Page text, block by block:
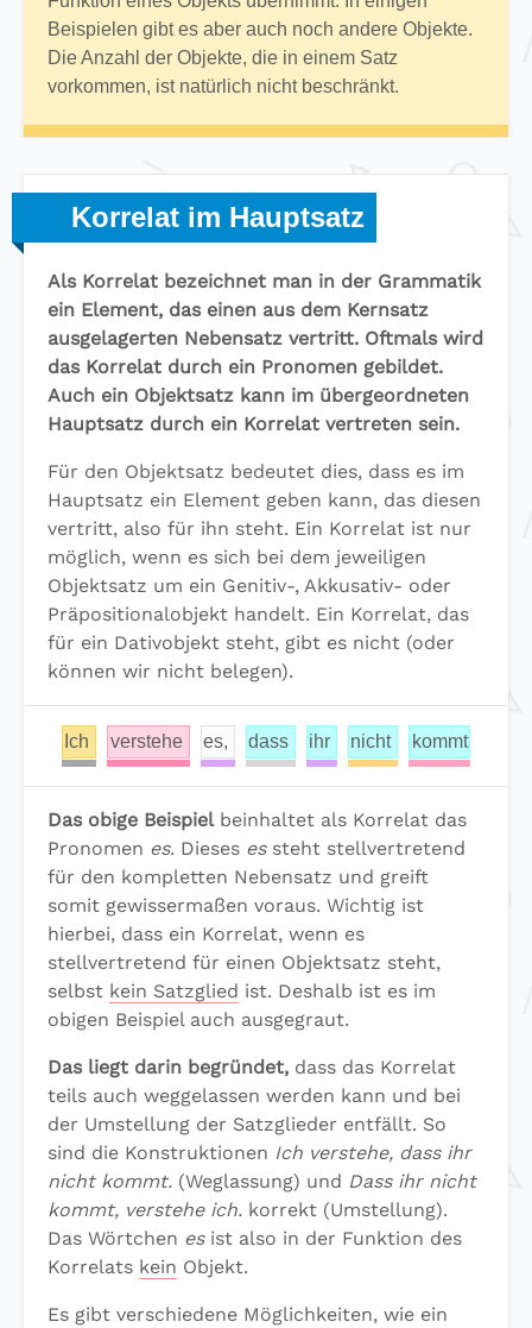
Beispielen gibt es aber auch noch andere Objekte.
Die Anzahl der Objekte, die in einem Satz
vorkommen, ist natürlich nicht beschränkt.
Korrelat im Hauptsatz
Als Korrelat bezeichnet man in der Grammatik
ein Element, das einen aus dem Kernsatz
ausgelagerten Nebensatz vertritt. Oftmals wird
das Korrelat durch ein Pronomen gebildet.
Auch ein Objektsatz kann im übergeordneten
Hauptsatz durch ein Korrelat vertreten sein.
Für den Objektsatz bedeutet dies, dass es im
Hauptsatz ein Element geben kann, das diesen
vertritt, also für ihn steht. Ein Korrelat ist nur
möglich, wenn es sich bei dem jeweiligen
Objektsatz um ein Genitiv-, Akkusativ- oder
Präpositionalobjekt handelt. Ein Korrelat, das
für ein Dativobjekt steht, gibt es nicht (oder
können wir nicht belegen).
Ich verstehe es, dass ihr nicht kommt
Das obige Beispielbeinhaltet als Korrelat das
Pronomen es. Dieses essteht stellvertretend
für den kompletten Nebensatz und greift
somit gewissermaßen voraus. Wichtig ist
hierbei, dass ein Korrelat, wenn es
stellvertretend für einen Objektsatz steht,
selbst kein Satzglied ist. Deshalb ist es im
obigen Beispiel auch ausgegraut.
Das liegt darin begründet, dass das Korrelat
teils auch weggelassen werden kann und bei
der Umstellung der Satzglieder entfällt. So
sind die Konstruktionen Ich verstehe, dass ihr
nicht kommt. (Weglassung) und Dass ihr nicht
kommt, verstehe ich. korrekt (Umstellung).
Das Wörtchen esist also in der Funktion des
Korrelats kein Objekt.
Es gibt verschiedene Möglichkeiten, wie ein